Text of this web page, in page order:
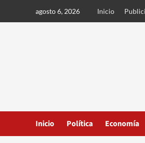
agosto 6, 2026 Inicio
Inicio Política Economía